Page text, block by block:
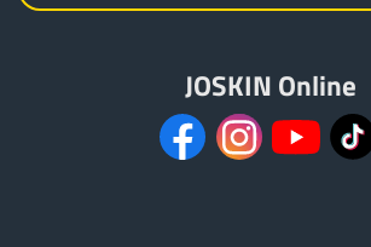
ENCONTRAR & COMPRAR
Deutsch
JOSKIN Online